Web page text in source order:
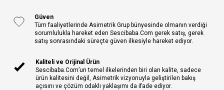
Güven
Tüm faaliyetlerinde Asimetrik Grup bünyesinde olmanın verdiği
sorumlulukla hareket eden Sescibaba.Com gerek satış, gerek
satış sonrasındaki süreçte güven ilkesiyle hareket ediyor.
Kaliteli ve Orijinal Ürün
Sescibaba.Com’un temel ilkelerinden biri olan kalite, sadece
ürün kalitesini değil, Asimetrik vizyonuyla geliştirilen bakış
açısını ve çözüm odaklı yaklaşımı da ifade ediyor.